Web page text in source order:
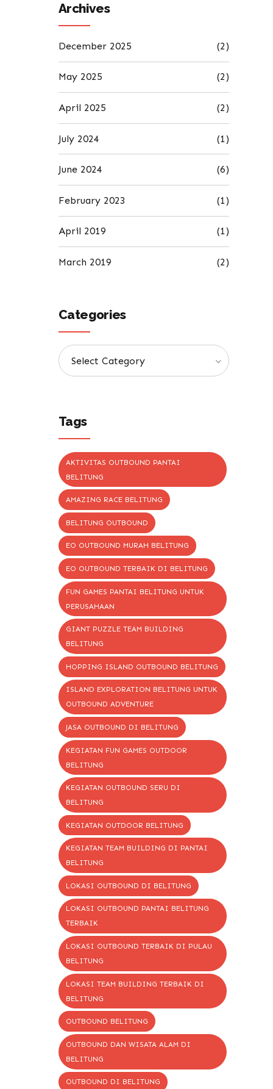
Archives
December 2025 (2)
May 2025 (2)
April 2025 (2)
July 2024 (1)
June 2024 (6)
February 2023 (1)
April 2019 (1)
March 2019 (2)
Categories
Select Category
Tags
AKTIVITAS OUTBOUND PANTAI
BELITUNG
AMAZING RACE BELITUNG
BELITUNG OUTBOUND
EO OUTBOUND MURAH BELITUNG
EO OUTBOUND TERBAIK DI BELITUNG
FUN GAMES PANTAI BELITUNG UNTUK
PERUSAHAAN
GIANT PUZZLE TEAM BUILDING
BELITUNG
HOPPING ISLAND OUTBOUND BELITUNG
ISLAND EXPLORATION BELITUNG UNTUK
OUTBOUND ADVENTURE
JASA OUTBOUND DI BELITUNG
KEGIATAN FUN GAMES OUTDOOR
BELITUNG
KEGIATAN OUTBOUND SERU DI
BELITUNG
KEGIATAN OUTDOOR BELITUNG
KEGIATAN TEAM BUILDING DI PANTAI
BELITUNG
LOKASI OUTBOUND DI BELITUNG
LOKASI OUTBOUND PANTAI BELITUNG
TERBAIK
LOKASI OUTBOUND TERBAIK DI PULAU
BELITUNG
LOKASI TEAM BUILDING TERBAIK DI
BELITUNG
OUTBOUND BELITUNG
OUTBOUND DAN WISATA ALAM DI
BELITUNG
OUTBOUND DI BELITUNG